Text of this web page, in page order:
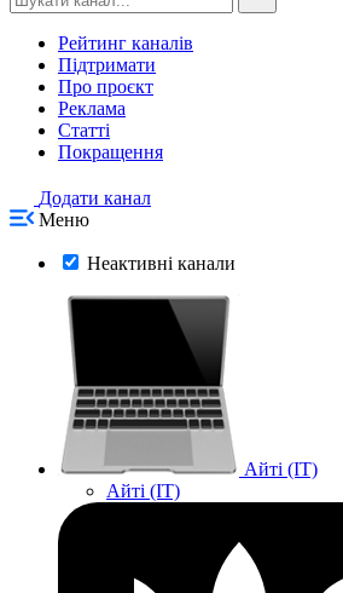
Рейтинг каналів
Підтримати
Про проєкт
Реклама
Статті
Покращення
Додати канал
Меню
Неактивні канали
Айті (IT)
Айті (IT)